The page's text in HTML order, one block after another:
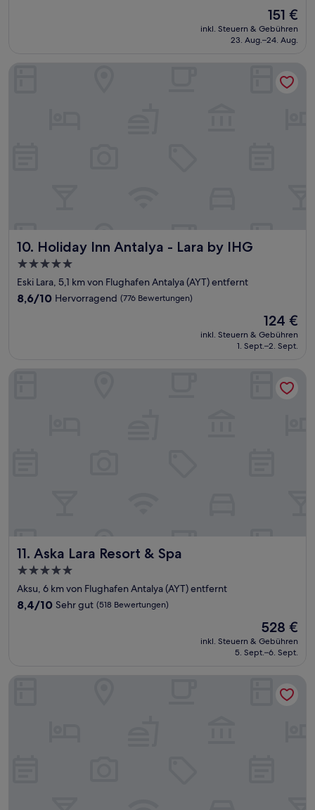
Der
Preis
beträgt
151 €
inkl. Steuern & Gebühren
23. Aug.–24. Aug.
10. Holiday Inn Antalya - Lara by IHG
Holiday Inn Antalya - Lara by IHG
5.0-
Sterne-
Unterkunft
Eski Lara, 5,1 km von Flughafen Antalya (AYT) entfernt
8.6
8,6/10 Hervorragend (776 Bewertungen)
Der
Preis
beträgt
124 €
inkl. Steuern & Gebühren
1. Sept.–2. Sept.
Holiday Inn Antalya - Lara by IHG
11. Aska Lara Resort & Spa
Aska Lara Resort & Spa
5.0-
Sterne-
Unterkunft
Aksu, 6 km von Flughafen Antalya (AYT) entfernt
8.4
Bewertungen)
8,4/10 Sehr gut (518 Bewertungen)
Der
Preis
beträgt
528 €
inkl. Steuern & Gebühren
5. Sept.–6. Sept.
Isnova Hotel